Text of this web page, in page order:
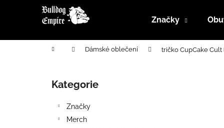
Značky
Domů Dámské oblečení tričko CupCake Cult
Přeskočit
kategorie
Kategorie
Značky
Merch
í
Zpět
do
Zpět
do